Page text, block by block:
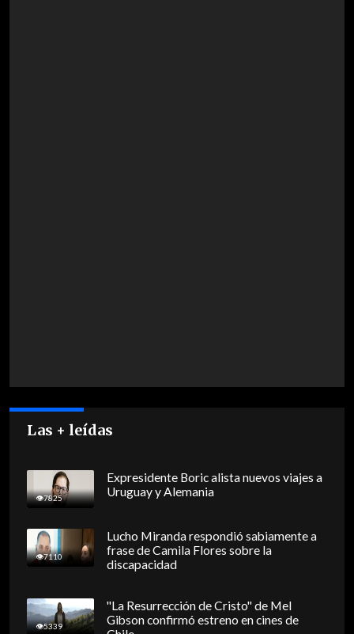
Las + leídas
7825
Expresidente Boric alista nuevos viajes a
Uruguay y Alemania
7110
Lucho Miranda respondió sabiamente a
frase de Camila Flores sobre la
discapacidad
5339
"La Resurrección de Cristo" de Mel
Gibson confirmó estreno en cines de